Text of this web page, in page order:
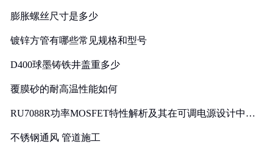
膨胀螺丝尺寸是多少
镀锌方管有哪些常见规格和型号
D400球墨铸铁井盖重多少
覆膜砂的耐高温性能如何
RU7088R功率MOSFET特性解析及其在可调电源设计中的
不锈钢通风 管道施工